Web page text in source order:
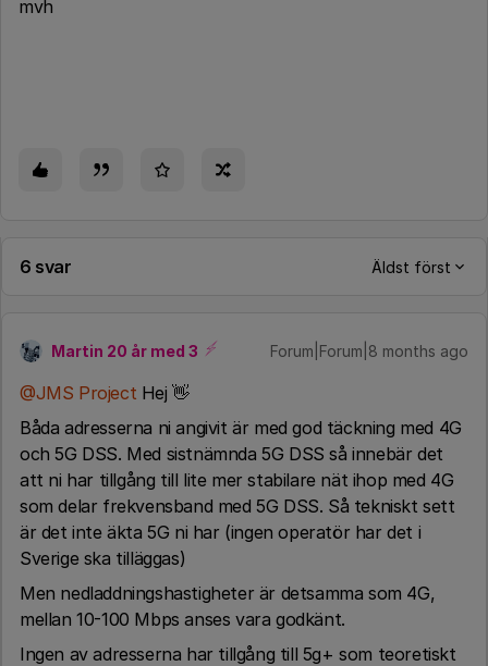
mvh
6 svar Äldst först
Martin 20 år med 3 Forum|Forum|8 months ago
@JMS Project Hej 👋
Båda adresserna ni angivit är med god täckning med 4G
och 5G DSS. Med sistnämnda 5G DSS så innebär det
att ni har tillgång till lite mer stabilare nät ihop med 4G
som delar frekvensband med 5G DSS. Så tekniskt sett
är det inte äkta 5G ni har (ingen operatör har det i
Sverige ska tilläggas)
Men nedladdningshastigheter är detsamma som 4G,
mellan 10-100 Mbps anses vara godkänt.
Ingen av adresserna har tillgång till 5g+ som teoretiskt